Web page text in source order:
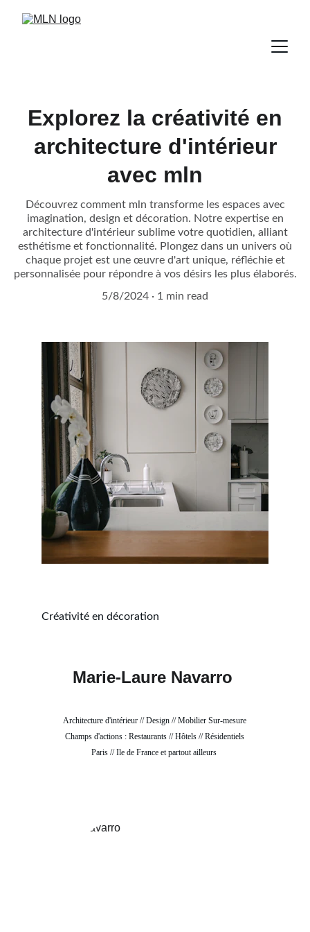
Explorez la créativité en
architecture d'intérieur
avec mln
Découvrez comment mln transforme les espaces avec
imagination, design et décoration. Notre expertise en
architecture d'intérieur sublime votre quotidien, alliant
esthétisme et fonctionnalité. Plongez dans un univers où
chaque projet est une œuvre d'art unique, réfléchie et
personnalisée pour répondre à vos désirs les plus élaborés.
5/8/2024
1 min read
Créativité en décoration
Marie-Laure Navarro
Architecture d'intérieur // Design // Mobilier Sur-mesure
Champs d'actions : Restaurants // Hôtels // Résidentiels
Paris // Ile de France et partout ailleurs